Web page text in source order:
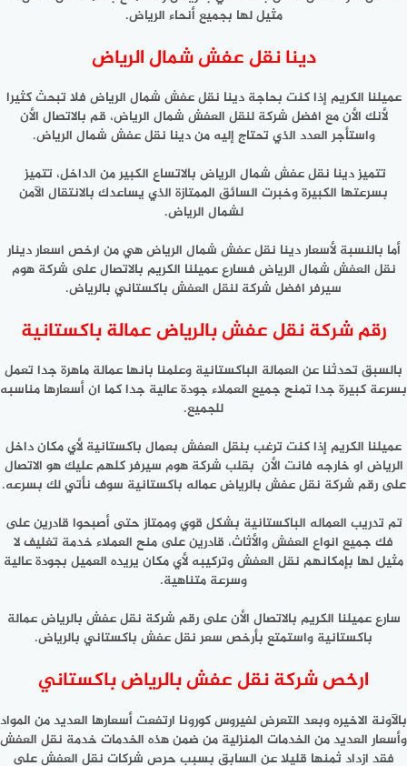
مثيل لها بجميع أنحاء الرياض.
دينا نقل عفش شمال الرياض
عميلنا الكريم إذا كنت بحاجة دينا نقل عفش شمال الرياض فلا تبحث كثيرا
لأنك الأن مع افضل شركة لنقل العفش شمال الرياض، قم بالاتصال الأن
واستأجر العدد الذي تحتاج إليه من دينا نقل عفش شمال الرياض.
تتميز دينا نقل عفش شمال الرياض بالاتساع الكبير من الداخل، تتميز
بسرعتها الكبيرة وخبرت السائق الممتازة الذي يساعدك بالانتقال الآمن
لشمال الرياض.
أما بالنسبة لأسعار دينا نقل عفش شمال الرياض هي من ارخص اسعار دينار
نقل العفش شمال الرياض فسارع عميلنا الكريم بالاتصال على شركة هوم
سيرفر افضل شركة لنقل العفش باكستاني بالرياض.
رقم شركة نقل عفش بالرياض عمالة باكستانية
بالسبق تحدثنا عن العمالة الباكستانية وعلمنا بانها عمالة ماهرة جدا تعمل
بسرعة كبيرة جدا تمنح جميع العملاء جودة عالية جدا كما ان أسعارها مناسبه
للجميع.
عميلنا الكريم إذا كنت ترغب بنقل العفش بعمال باكستانية لأي مكان داخل
الرياض او خارجه فانت الأن بقلب شركة هوم سيرفر كلهم عليك هو الاتصال
على رقم شركة نقل عفش بالرياض عماله باكستانية سوف نأتي لك بسرعه.
تم تدريب العماله الباكستانية بشكل قوي وممتاز حتى أصبحوا قادرين على
فك جميع انواع العفش والأثاث، قادرين على منح العملاء خدمة تغليف لا
مثيل لها بإمكانهم نقل العفش وتركيبه لأي مكان يريده العميل بجودة عالية
وسرعة متناهية.
سارع عميلنا الكريم بالاتصال الأن على رقم شركة نقل عفش بالرياض عمالة
باكستانية واستمتع بأرخص سعر نقل عفش باكستاني بالرياض.
ارخص شركة نقل عفش بالرياض باكستاني
بالآونة الاخيره وبعد التعرض لفيروس كورونا ارتفعت أسعارها العديد من المواد
وأسعار العديد من الخدمات المنزلية من ضمن هذه الخدمات خدمة نقل العفش
فقد ازداد ثمنها قليلا عن السابق بسبب حرص شركات نقل العفش على